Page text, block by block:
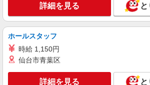
セントスタッフ株式会社 東京支店（13958)
保育士
時給：1,500円〜1,700
給＞ ※給与幅は経験・能
詳細を見る
ホールスタッフ
時給 1,150円
仙台市青葉区
詳細を見る